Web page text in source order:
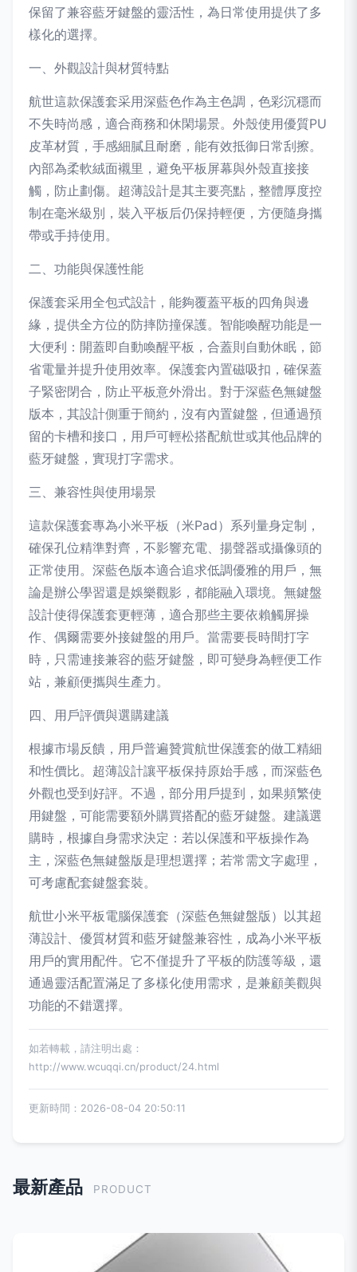
保留了兼容藍牙鍵盤的靈活性，為日常使用提供了多
樣化的選擇。
一、外觀設計與材質特點
航世這款保護套采用深藍色作為主色調，色彩沉穩而
不失時尚感，適合商務和休閑場景。外殼使用優質PU
皮革材質，手感細膩且耐磨，能有效抵御日常刮擦。
內部為柔軟絨面襯里，避免平板屏幕與外殼直接接
觸，防止劃傷。超薄設計是其主要亮點，整體厚度控
制在毫米級別，裝入平板后仍保持輕便，方便隨身攜
帶或手持使用。
二、功能與保護性能
保護套采用全包式設計，能夠覆蓋平板的四角與邊
緣，提供全方位的防摔防撞保護。智能喚醒功能是一
大便利：開蓋即自動喚醒平板，合蓋則自動休眠，節
省電量并提升使用效率。保護套內置磁吸扣，確保蓋
子緊密閉合，防止平板意外滑出。對于深藍色無鍵盤
版本，其設計側重于簡約，沒有內置鍵盤，但通過預
留的卡槽和接口，用戶可輕松搭配航世或其他品牌的
藍牙鍵盤，實現打字需求。
三、兼容性與使用場景
這款保護套專為小米平板（米Pad）系列量身定制，
確保孔位精準對齊，不影響充電、揚聲器或攝像頭的
正常使用。深藍色版本適合追求低調優雅的用戶，無
論是辦公學習還是娛樂觀影，都能融入環境。無鍵盤
設計使得保護套更輕薄，適合那些主要依賴觸屏操
作、偶爾需要外接鍵盤的用戶。當需要長時間打字
時，只需連接兼容的藍牙鍵盤，即可變身為輕便工作
站，兼顧便攜與生產力。
四、用戶評價與選購建議
根據市場反饋，用戶普遍贊賞航世保護套的做工精細
和性價比。超薄設計讓平板保持原始手感，而深藍色
外觀也受到好評。不過，部分用戶提到，如果頻繁使
用鍵盤，可能需要額外購買搭配的藍牙鍵盤。建議選
購時，根據自身需求決定：若以保護和平板操作為
主，深藍色無鍵盤版是理想選擇；若常需文字處理，
可考慮配套鍵盤套裝。
航世小米平板電腦保護套（深藍色無鍵盤版）以其超
薄設計、優質材質和藍牙鍵盤兼容性，成為小米平板
用戶的實用配件。它不僅提升了平板的防護等級，還
通過靈活配置滿足了多樣化使用需求，是兼顧美觀與
功能的不錯選擇。
如若轉載，請注明出處：
http://www.wcuqqi.cn/product/24.html
更新時間：2026-08-04 20:50:11
最新產品 PRODUCT